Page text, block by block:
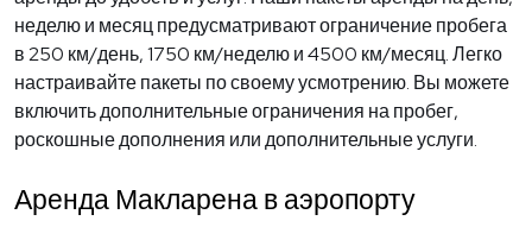
неделю и месяц предусматривают ограничение пробега
в 250 км/день, 1750 км/неделю и 4500 км/месяц. Легко
настраивайте пакеты по своему усмотрению. Вы можете
включить дополнительные ограничения на пробег,
роскошные дополнения или дополнительные услуги.
Аренда Макларена в аэропорту